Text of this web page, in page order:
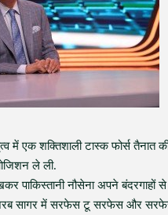
में एक शक्तिशाली टास्क फोर्स
ले ली.
पाकिस्तानी नौसेना अपने
सागर में सरफेस टू सरफेस और सरफेस